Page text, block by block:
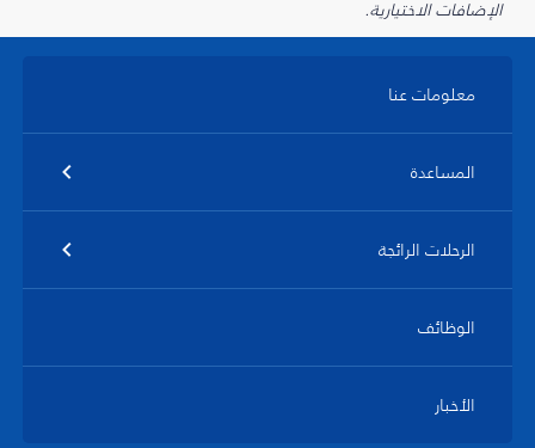
الإضافات الاختيارية.
معلومات عنا
المساعدة
الرحلات الرائجة
الوظائف
الأخبار